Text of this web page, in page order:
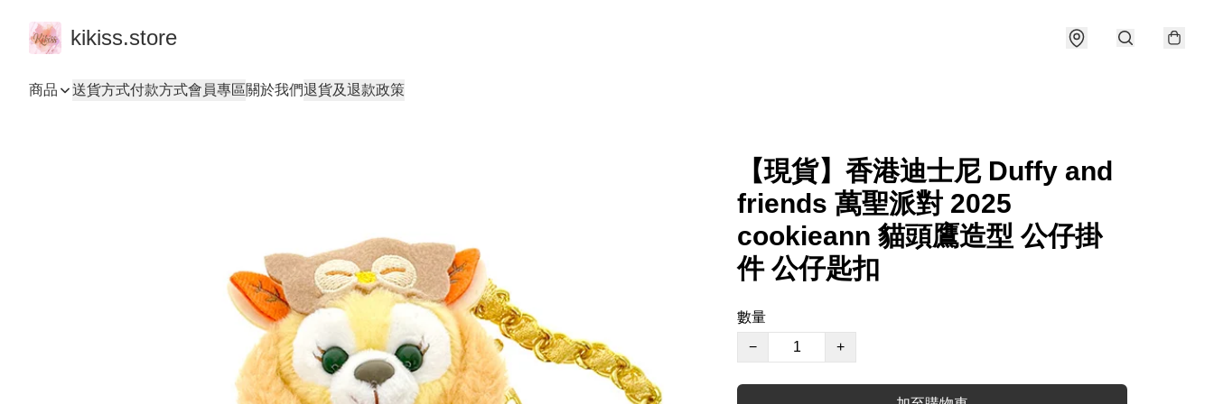
kikiss.store
商品 送貨方式付款方式會員專區關於我們退貨及退款政策
【現貨】香港迪士尼 Duffy and
friends 萬聖派對 2025
cookieann 貓頭鷹造型 公仔掛
件 公仔匙扣
數量
−
+